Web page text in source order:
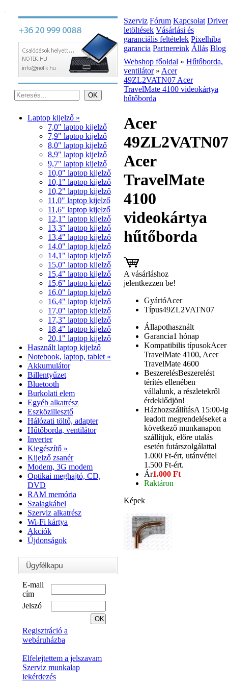
Laptop kijelző »
7,0" laptop kijelző
7,9" laptop kijelző
8,0" laptop kijelző
8,9" laptop kijelző
9,7" laptop kijelző
10,0" laptop kijelző
10,1" laptop kijelző
10,2" laptop kijelző
11,0" laptop kijelző
11,6" laptop kijelző
12,1" laptop kijelző
13,3" laptop kijelző
13,4" laptop kijelző
14,0" laptop kijelző
14,1" laptop kijelző
15,0" laptop kijelző
15,4" laptop kijelző
15,6" laptop kijelző
16,0" laptop kijelző
16,4" laptop kijelző
17,0" laptop kijelző
17,3" laptop kijelző
18,4" laptop kijelző
20,1" laptop kijelző
Használt laptop kijelző
Notebook, laptop, tablet »
Akkumulátor
Billentyűzet
Bluetooth
Burkolati elem
Egyéb alkatrész
Eszközillesztő
Hálózati töltő, adapter
Hűtőborda, ventilátor
Inverter
Kiegészítő »
Kijelző zsanér
Modem, 3G modem
Optikai meghajtó, CD,
DVD
RAM memória
Szalagkábel
Szerviz alkatrész
Wi-Fi kártya
Akciók
Újdonságok
E-mail
cím
Jelszó
Regisztráció a
webáruházba
Elfelejtettem a jelszavam
Szerviz munkalap
lekérdezés
Szerviz Fórum Kapcsolat Driver
letöltések Vásárlási és
garanciális feltételek Pixelhiba
garancia Partnereink Állás Blog
Webshop főoldal » Hűtőborda,
ventilátor» Acer
49ZL2VATN07 Acer
TravelMate 4100 videokártya
hűtőborda
Acer
49ZL2VATN07
Acer
TravelMate
4100
videokártya
hűtőborda
A vásárláshoz
jelentkezzen be!
GyártóAcer
Típus49ZL2VATN07
Állapothasznált
Garancia1 hónap
Kompatibilis típusokAcer
TravelMate 4100, Acer
TravelMate 4600
BeszerelésBeszerelést
térítés ellenében
vállalunk, a részletekről
érdeklődjön!
HázhozszállításA 15:00-ig
leadott megrendeléseket a
következő munkanapon
szállítjuk, előre utalás
esetén futárszolgálattal
1.000 Ft-ért, utánvéttel
1.500 Ft-ért.
Ár1.000 Ft
Raktáron
Képek